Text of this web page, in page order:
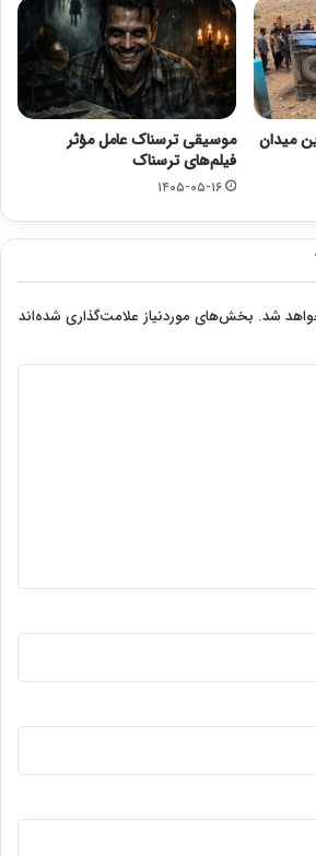
میدان
موسیقی ترسناک عامل مؤثر
فیلم‌های ترسناک
۱۴۰۵-۰۵-۱۶
شد. بخش‌های موردنیاز علامت‌گذاری شده‌اند